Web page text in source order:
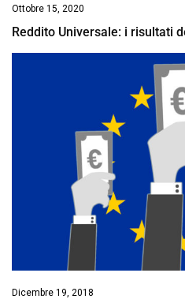
Ottobre 15, 2020
Reddito Universale: i risultati
Dicembre 19, 2018